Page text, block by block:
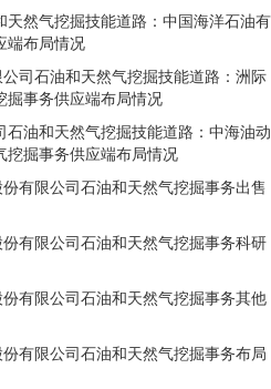
然气挖掘技能道路：中国海洋石油有
端布局情况
石油和天然气挖掘技能道路：洲际
掘事务供应端布局情况
油和天然气挖掘技能道路：中海油动
挖掘事务供应端布局情况
限公司石油和天然气挖掘事务出售
限公司石油和天然气挖掘事务科研
限公司石油和天然气挖掘事务其他
限公司石油和天然气挖掘事务布局